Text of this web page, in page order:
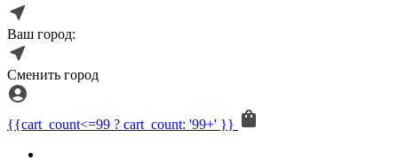
Ваш город:
Сменить город
{{cart_count<=99 ? cart_count: '99+' }}